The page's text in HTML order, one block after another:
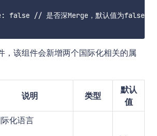
false // 是否深Merge，默认值为false
，该组件会新增两个国际化相关的属
说明 类型
默认
值
化语言